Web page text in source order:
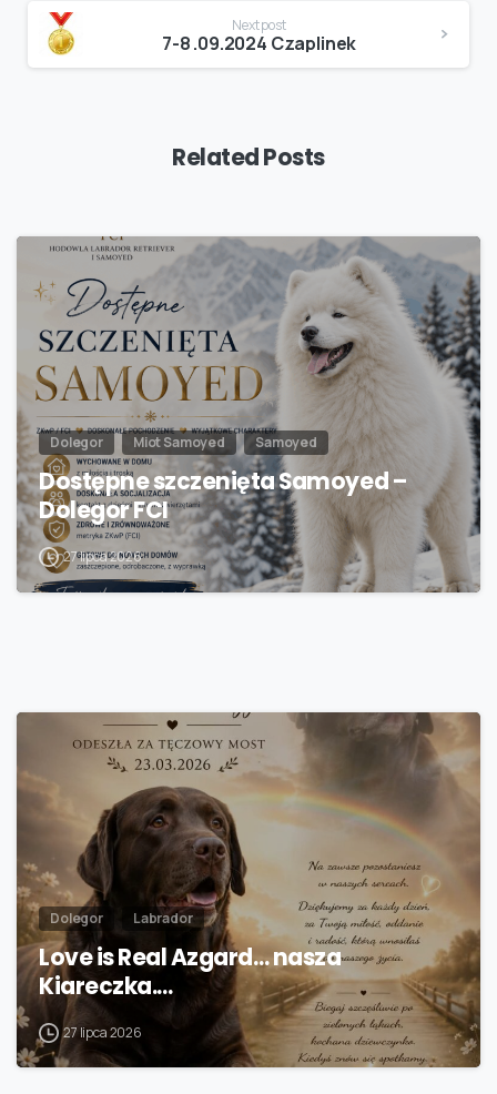
Next post
7-8 .09.2024 Czaplinek
Related Posts
Dolegor Miot Samoyed Samoyed
Dostępne szczenięta Samoyed –
Dolegor FCI
27 lipca 2026
Dolegor Labrador
Love is Real Azgard… nasza
Kiareczka.…
27 lipca 2026